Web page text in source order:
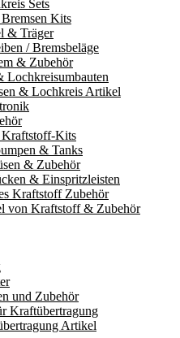
Sets
Kits
& Träger
/ Bremsbeläge
& Zubehör
Lochkreisumbauten
& Lochkreis Artikel
Kits
& Tanks
& Zubehör
& Einspritzleisten
Kraftstoff Zubehör
von Kraftstoff & Zubehör
und Zubehör
Kraftübertragung
Artikel